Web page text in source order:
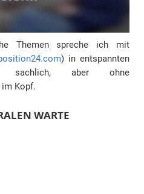
Themen spreche ich mit
) in entspannten
aber ohne
im Kopf.
WARTE